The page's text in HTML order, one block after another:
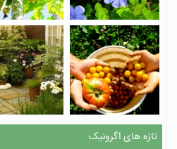
تازه های اگرونیک